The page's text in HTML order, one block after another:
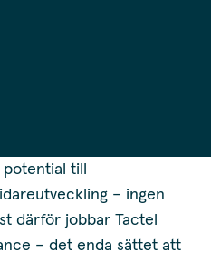
till
– ingen
därför jobbar Tactel
– det enda sättet att